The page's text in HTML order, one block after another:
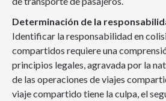
Determinación de la
Identificar la responsabilidad en
compartidos requiere una
principios legales, agravada por la
de las operaciones de viajes
viaje compartido tiene la culpa, el